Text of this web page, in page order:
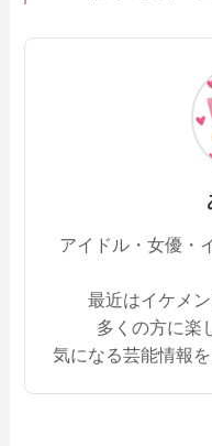
アイドル・女優・
最近はイケメ
多くの方に楽
気になる芸能情報